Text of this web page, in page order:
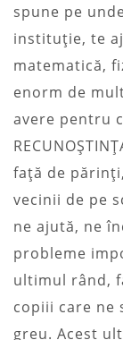
spune pe
instituţie, te
matematică,
enorm de
avere pentru
faţă de
vecinii de pe
ne ajută, ne
probleme
ultimul rând,
copiii care ne
greu. Acest